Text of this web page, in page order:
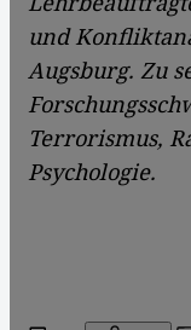
und
Augsburg. Zu
Terrorismus,
Psychologie.